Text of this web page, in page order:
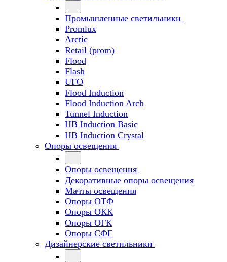
Промышленные светильники
Promlux
Arctic
Retail (prom)
Flood
Flash
UFO
Flood Induction
Flood Induction Arch
Tunnel Induction
HB Induction Basic
HB Induction Crystal
Опоры освещения
Опоры освещения
Декоративные опоры освещения
Мачты освещения
Опоры ОТФ
Опоры ОКК
Опоры ОГК
Опоры СФГ
Дизайнерские светильники